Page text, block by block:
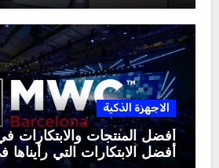
الاجهزة الذكية
أفضل الابتكارات التي